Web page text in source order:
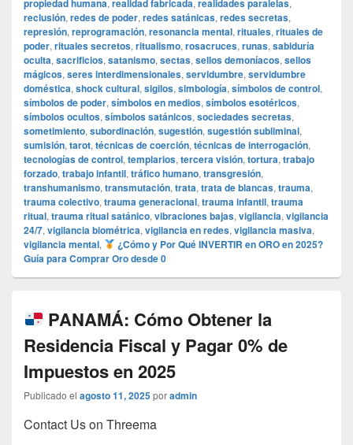
propiedad humana, realidad fabricada, realidades paralelas,
reclusión, redes de poder, redes satánicas, redes secretas,
represión, reprogramación, resonancia mental, rituales, rituales de
poder, rituales secretos, ritualismo, rosacruces, runas, sabiduría
oculta, sacrificios, satanismo, sectas, sellos demoníacos, sellos
mágicos, seres interdimensionales, servidumbre, servidumbre
doméstica, shock cultural, sigilos, simbología, símbolos de control,
símbolos de poder, símbolos en medios, símbolos esotéricos,
símbolos ocultos, símbolos satánicos, sociedades secretas,
sometimiento, subordinación, sugestión, sugestión subliminal,
sumisión, tarot, técnicas de coerción, técnicas de interrogación,
tecnologías de control, templarios, tercera visión, tortura, trabajo
forzado, trabajo infantil, tráfico humano, transgresión,
transhumanismo, transmutación, trata, trata de blancas, trauma,
trauma colectivo, trauma generacional, trauma infantil, trauma
ritual, trauma ritual satánico, vibraciones bajas, vigilancia, vigilancia
24/7, vigilancia biométrica, vigilancia en redes, vigilancia masiva,
vigilancia mental,
¿Cómo y Por Qué INVERTIR en ORO en 2025?
Guía para Comprar Oro desde 0
PANAMÁ: Cómo Obtener la
Residencia Fiscal y Pagar 0% de
Impuestos en 2025
Publicado el agosto 11, 2025poradmin
Contact Us on Threema